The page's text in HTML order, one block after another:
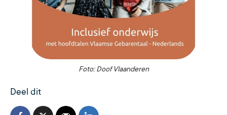
Foto: Doof Vlaanderen
Deel dit